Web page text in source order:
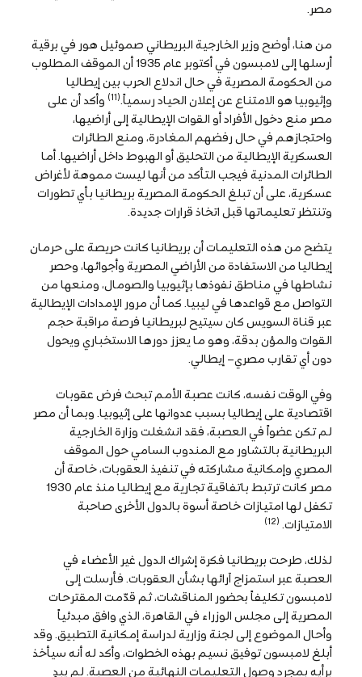
مصر.
من هنا، أوضح وزير الخارجية البريطاني صموئيل هور في برقية
أرسلها إلى لامبسون في أكتوبر عام 1935 أن الموقف المطلوب
من الحكومة المصرية في حال اندلاع الحرب بين إيطاليا
وإثيوبيا هو الامتناع عن إعلان الحياد رسمياً.(11)
وأكد أن على
مصر منع دخول الأفراد أو القوات الإيطالية إلى أراضيها،
واحتجازهم في حال رفضهم المغادرة، ومنع الطائرات
العسكرية الإيطالية من التحليق أو الهبوط داخل أراضيها. أما
الطائرات المدنية فيجب التأكد من أنها ليست مموهة لأغراض
عسكرية، على أن تبلغ الحكومة المصرية بريطانيا بأي تطورات
وتنتظر تعليماتها قبل اتخاذ قرارات جديدة.
يتضح من هذه التعليمات أن بريطانيا كانت حريصة على حرمان
إيطاليا من الاستفادة من الأراضي المصرية وأجوائها، وحصر
نشاطها في مناطق نفوذها بإثيوبيا والصومال، ومنعها من
التواصل مع قواعدها في ليبيا. كما أن مرور الإمدادات الإيطالية
عبر قناة السويس كان سيتيح لبريطانيا فرصة مراقبة حجم
القوات والمؤن بدقة، وهو ما يعزز دورها الاستخباري ويحول
دون أي تقارب مصري– إيطالي.
وفي الوقت نفسه، كانت عصبة الأمم تبحث فرض عقوبات
اقتصادية على إيطاليا بسبب عدوانها على إثيوبيا. وبما أن مصر
لم تكن عضواً في العصبة، فقد انشغلت وزارة الخارجية
البريطانية بالتشاور مع المندوب السامي حول الموقف
المصري وإمكانية مشاركته في تنفيذ العقوبات، خاصة أن
مصر كانت ترتبط باتفاقية تجارية مع إيطاليا منذ عام 1930
تكفل لها امتيازات خاصة أسوة بالدول الأخرى صاحبة
الامتيازات. (12)
لذلك، طرحت بريطانيا فكرة إشراك الدول غير الأعضاء في
العصبة عبر استمزاج آرائها بشأن العقوبات. فأرسلت إلى
لامبسون تكليفاً بحضور المناقشات، ثم قدّمت المقترحات
المصرية إلى مجلس الوزراء في القاهرة، الذي وافق مبدئياً
وأحال الموضوع إلى لجنة وزارية لدراسة إمكانية التطبيق. وقد
أبلغ لامبسون توفيق نسيم بهذه الخطوات، وأكد له أنه سيأخذ
برأيه بمجرد وصول التعليمات النهائية من العصبة. لم يبدِ